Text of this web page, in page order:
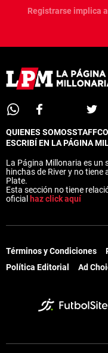
Registrarse implica
QUIENES SOMOSSTAFF
ESCRIBÍ EN LA PÁGINA
La Página Millonaria es un
hinchas de River y no
Plate.
Esta sección no tiene
oficial haz click aquí
Términos y Condiciones
Política Editorial
Ad